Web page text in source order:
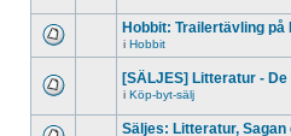
Hobbit: Trailertävling på
i Hobbit
[SÄLJES] Litteratur -
i Köp-byt-sälj
Säljes: Litteratur,